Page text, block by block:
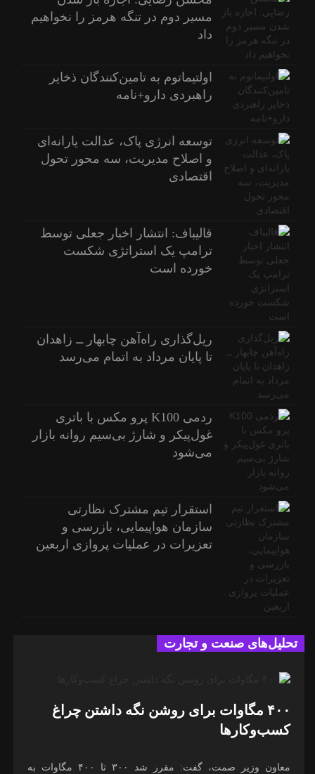
مسیر دوم در تنگه هرمز را نخواهیم
داد
اولتیماتوم به تامین‌کنندگان ذخایر
راهبردی دارو+نامه
توسعه انرژی پاک، عدالت یارانه‌ای
و اصلاح مدیریت، سه محور تحول
اقتصادی
قالیباف: انتشار اخبار جعلی توسط
ترامپ یک استراتژی شکست
خورده است
ریل‌گذاری راه‌آهن چابهار ــ زاهدان
تا پایان مرداد به اتمام می‌رسد
ردمی K100 پرو مکس با باتری
غول‌پیکر و شارژ بی‌سیم روانه بازار
می‌شود
استقرار تیم مشترک نظارتی
سازمان هواپیمایی، بازرسی و
تعزیرات در عملیات پروازی اربعین
تحلیل‌های صنعت و تجارت
۴۰۰ مگاوات برای روشن نگه داشتن چراغ
کسب‌وکار‌ها
معاون وزیر صمت، گفت: مقرر شد ۳۰۰ تا ۴۰۰ مگاوات به